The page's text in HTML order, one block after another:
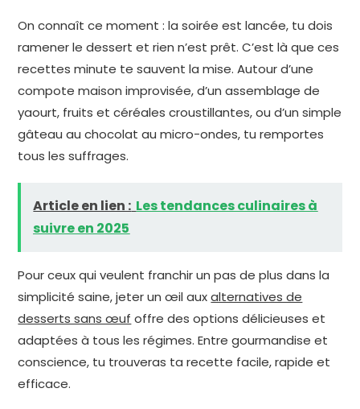
On connaît ce moment : la soirée est lancée, tu dois
ramener le dessert et rien n’est prêt. C’est là que ces
recettes minute te sauvent la mise. Autour d’une
compote maison improvisée, d’un assemblage de
yaourt, fruits et céréales croustillantes, ou d’un simple
gâteau au chocolat au micro-ondes, tu remportes
tous les suffrages.
Article en lien : Les tendances culinaires à
suivre en 2025
Pour ceux qui veulent franchir un pas de plus dans la
simplicité saine, jeter un œil auxalternatives de
desserts sans œuf offre des options délicieuses et
adaptées à tous les régimes. Entre gourmandise et
conscience, tu trouveras ta recette facile, rapide et
efficace.